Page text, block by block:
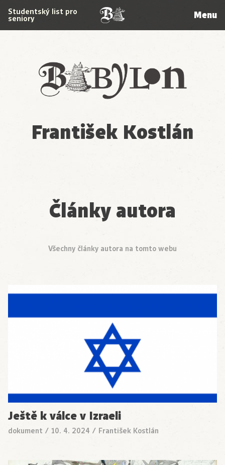
Babylon
Studentský list pro
seniory Menu
František Kostlán
Články autora
Všechny články autora na tomto webu
Ještě k válce v Izraeli
dokument / 10. 4. 2024 / František Kostlán